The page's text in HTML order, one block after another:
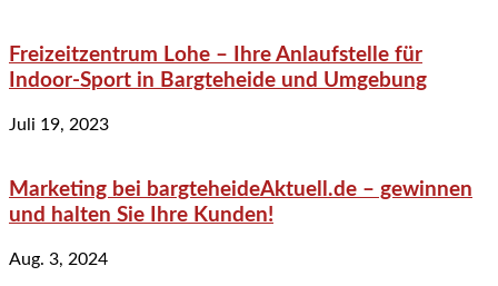
Freizeitzentrum Lohe – Ihre Anlaufstelle für
Indoor-Sport in Bargteheide und Umgebung
Juli 19, 2023
Marketing bei bargteheideAktuell.de – gewinnen
und halten Sie Ihre Kunden!
Aug. 3, 2024